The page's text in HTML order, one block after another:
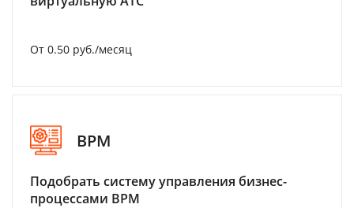
От 0.50 руб./месяц
BPM
Подобрать систему управления бизнес-
процессами BPM